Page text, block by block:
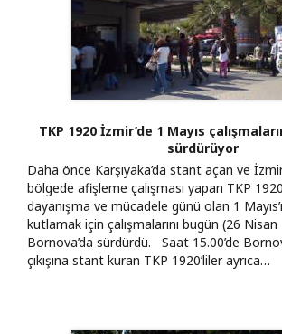
TKP 1920 İzmir’de 1 Mayıs
sürdürüyor
Daha önce Karşıyaka’da stant açan ve
bölgede afişleme çalışması yapan TKP
dayanışma ve mücadele günü olan 1
kutlamak için çalışmalarını bugün (26
Bornova’da sürdürdü. Saat 15.00’de
çıkışına stant kuran TKP 1920’liler ayrıca…